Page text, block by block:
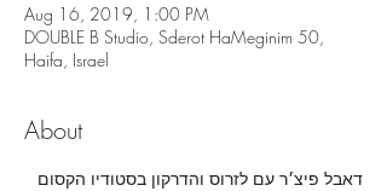
Aug 16, 2019, 1:00 PM
DOUBLE B Studio, Sderot HaMeginim 50,
Haifa, Israel
About
דאבל פיצ׳ר עם לזרוס והדרקון בסטודיו הקסום